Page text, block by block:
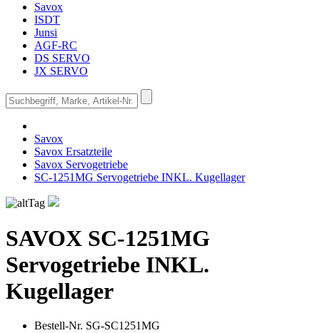
Savox
ISDT
Junsi
AGF-RC
DS SERVO
JX SERVO
Savox
Savox Ersatzteile
Savox Servogetriebe
SC-1251MG Servogetriebe INKL. Kugellager
SAVOX SC-1251MG
Servogetriebe INKL.
Kugellager
Bestell-Nr. SG-SC1251MG